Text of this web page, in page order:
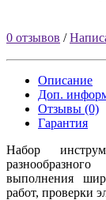
0 отзывов /
Описание
Доп.
Отзывы (0)
Гарантия
Набор
выполнения
работ, проверки